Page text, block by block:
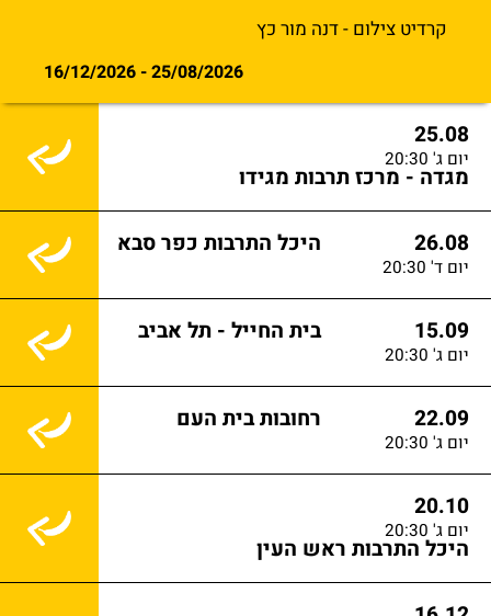
קרדיט צילום - דנה מור כץ
25/08/2026 - 16/12/2026
25.08
יום ג' 20:30
מגדה - מרכז תרבות מגידו
26.08
יום ד' 20:30
היכל התרבות כפר סבא
15.09
יום ג' 20:30
בית החייל - תל אביב
22.09
יום ג' 20:30
רחובות בית העם
20.10
יום ג' 20:30
היכל התרבות ראש העין